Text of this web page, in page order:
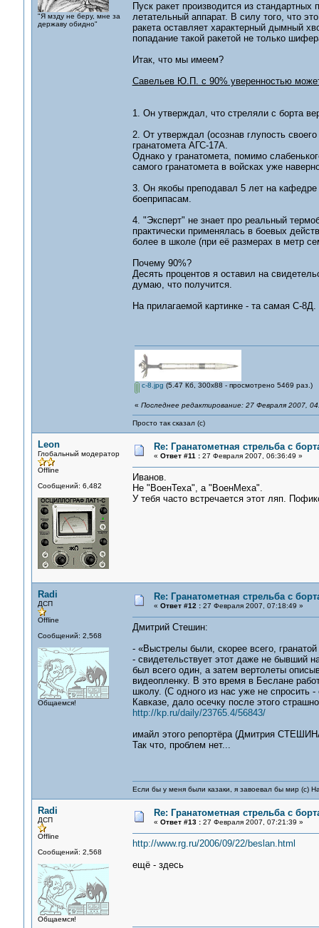
"Я мзду не беру, мне за
державу обидно"
Пуск ракет производится из
летательный аппарат. В силу того, что
ракета оставляет характерный дымный
попадание такой ракетой не только
Итак, что мы имеем?
Савельев Ю.П. с 90% уверенностью
1. Он утверждал, что стреляли с борта
2. От утверждал (осознав глупость
гранатомета АГС-17А.
Однако у гранатомета, помимо
самого гранатомета в войсках уже
3. Он якобы преподавал 5 лет на кафедре
боеприпасам.
4. "Эксперт" не знает про реальный
практически применялась в боевых
более в школе (при её размерах в метр
Почему 90%?
Десять процентов я оставил на
думаю, что получится.
На прилагаемой картинке - та самая С-
c-8.jpg (5.47 Кб, 300x88 - просмотрено 5469 раз.)
« Последнее редактирование: 27 Февраля 2007,
Просто так сказал (с)
Leon
Глобальный модератор
Offline
Сообщений: 6,482
Re: Гранатометная стрельба с
« Ответ #11 :27 Февраля 2007, 06:36:49 »
Иванов.
Не "ВоенТеха", а "ВоенМеха".
У тебя часто встречается этот ляп.
Radi
ДСП
Offline
Сообщений: 2,568
Общаемся!
Re: Гранатометная стрельба с
« Ответ #12 :27 Февраля 2007, 07:18:49 »
Дмитрий Стешин:
- «Выстрелы были, скорее всего,
- свидетельствует этот даже не бывший
был всего один, а затем вертолеты
видеопленку. В это время в Беслане
школу. (С одного из нас уже не спросить
Кавказе, дало осечку после этого
http://kp.ru/daily/23765.4/56843/
имайл этого репортёра (Дмитрия
Так что, проблем нет...
Если бы у меня были казаки, я завоевал бы мир (с)
Radi
ДСП
Offline
Сообщений: 2,568
Общаемся!
Re: Гранатометная стрельба с
« Ответ #13 :27 Февраля 2007, 07:21:39 »
http://www.rg.ru/2006/09/22/beslan.html
ещё - здесь